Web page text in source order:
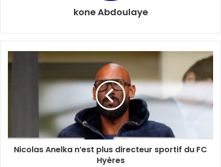
kone Abdoulaye
Nicolas Anelka n’est plus directeur sportif du FC
Hyères